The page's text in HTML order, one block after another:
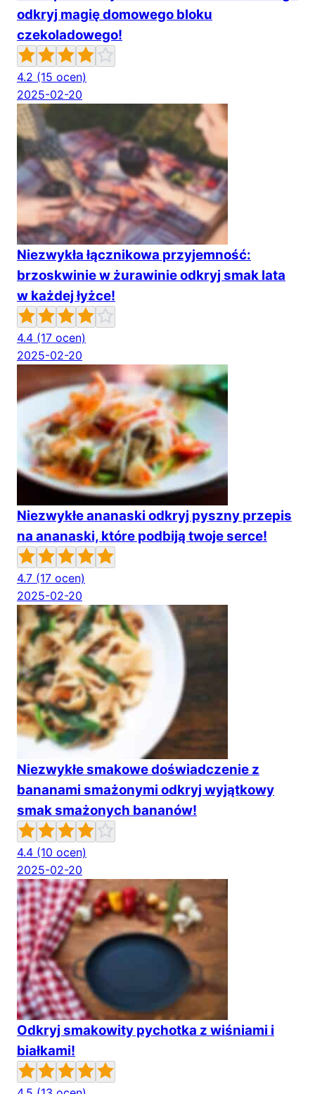
odkryj magię domowego bloku
czekoladowego!
4.2 (15 ocen)
2025-02-20
Niezwykła łącznikowa przyjemność:
brzoskwinie w żurawinie odkryj smak lata
w każdej łyżce!
4.4 (17 ocen)
2025-02-20
Niezwykłe ananaski odkryj pyszny przepis
na ananaski, które podbiją twoje serce!
4.7 (17 ocen)
2025-02-20
Niezwykłe smakowe doświadczenie z
bananami smażonymi odkryj wyjątkowy
smak smażonych bananów!
4.4 (10 ocen)
2025-02-20
Odkryj smakowity pychotka z wiśniami i
białkami!